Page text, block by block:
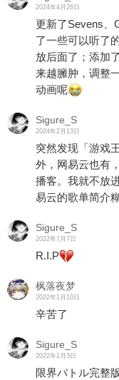
2024年4月26日
更新了Sevens、
了一些可以听了
放后面了；添加
来越臃肿，调整
动画呢
Sigure_S
2024年2月13日
突然发现「游戏
外，网易云也有
播客。我就不放
易云的歌单简介
Sigure_S
2022年7月7日
R.I.P
枫落夜梦
2022年1月10日
辛苦了
Sigure_S
2022年1月3日
限界バトル完整